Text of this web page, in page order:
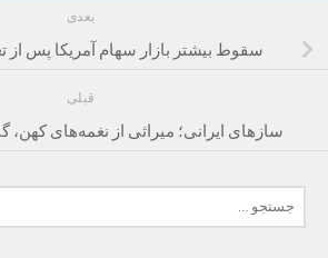
بعدی
سقوط بیشتر بازار سهام آمریکا پس از
قبلی
سازهای ایرانی؛ میراثی از نغمه‌های کهن،
برای: